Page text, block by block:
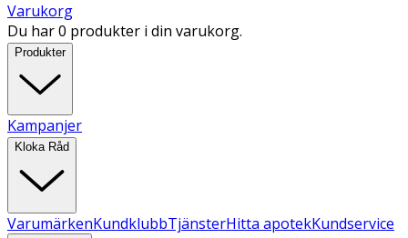
Varukorg
Du har 0 produkter i din varukorg.
Produkter
Kampanjer
Kloka Råd
VarumärkenKundklubbTjänsterHitta apotekKundservice